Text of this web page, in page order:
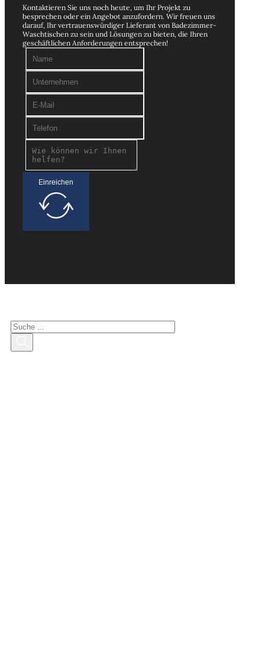
Kontaktieren Sie uns noch heute, um Ihr Projekt zu
besprechen oder ein Angebot anzufordern. Wir freuen uns
darauf, Ihr vertrauenswürdiger Lieferant von Badezimmer-
Waschtischen zu sein und Lösungen zu bieten, die Ihren
geschäftlichen Anforderungen entsprechen!
Einreichen
Suchen